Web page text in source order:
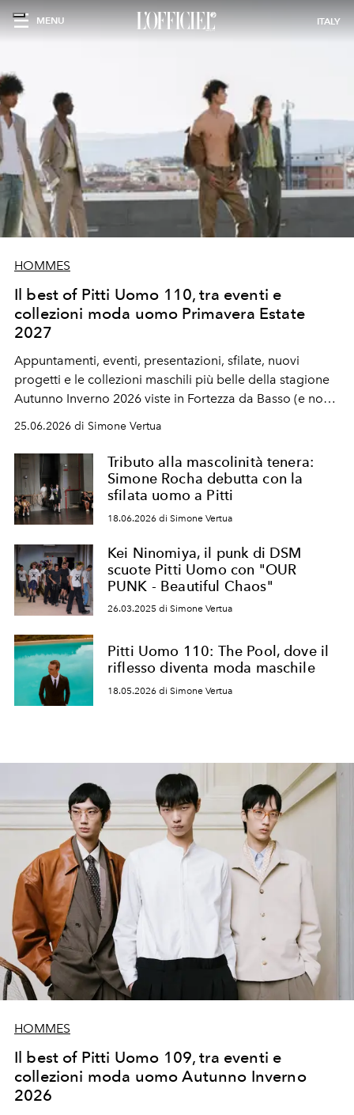
MENU ITALY
HOMMES
Il best of Pitti Uomo 110, tra eventi e
collezioni moda uomo Primavera Estate
2027
Appuntamenti, eventi, presentazioni, sfilate, nuovi
progetti e le collezioni maschili più belle della stagione
Autunno Inverno 2026 viste in Fortezza da Basso (e non)
durante Pitti Immagine Uomo 110.
25.06.2026 di Simone Vertua
Tributo alla mascolinità tenera:
Simone Rocha debutta con la
sfilata uomo a Pitti
18.06.2026 di Simone Vertua
Kei Ninomiya, il punk di DSM
scuote Pitti Uomo con "OUR
PUNK - Beautiful Chaos"
26.03.2025 di Simone Vertua
Pitti Uomo 110: The Pool, dove il
riflesso diventa moda maschile
18.05.2026 di Simone Vertua
HOMMES
Il best of Pitti Uomo 109, tra eventi e
collezioni moda uomo Autunno Inverno
2026